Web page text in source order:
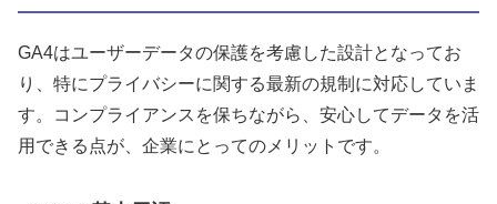
GA4はユーザーデータの保護を考慮した設計となってお
り、特にプライバシーに関する最新の規制に対応していま
す。コンプライアンスを保ちながら、安心してデータを活
用できる点が、企業にとってのメリットです。